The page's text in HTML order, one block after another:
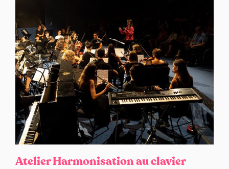
Atelier Harmonisation au clavier